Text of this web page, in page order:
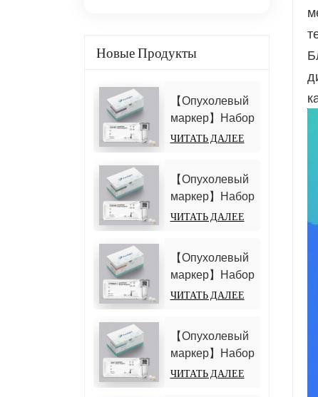
Новые Продукты
【Опухолевый
маркер】Набор
для
углеводов 125
(CA125)
(гомогенный
иммуноанализ)
ЧИТАТЬ ДАЛЕЕ
【Опухолевый
маркер】Набор
для
углеводов 19-9
(CA19-9)
(гомогенный
иммуноанализ)
ЧИТАТЬ ДАЛЕЕ
【Опухолевый
маркер】Набор
для
цитокератина
19 21-1
(CYFRA21-1)
ЧИТАТЬ ДАЛЕЕ
【Опухолевый
маркер】Набор
для
ЧИТАТЬ ДАЛЕЕ